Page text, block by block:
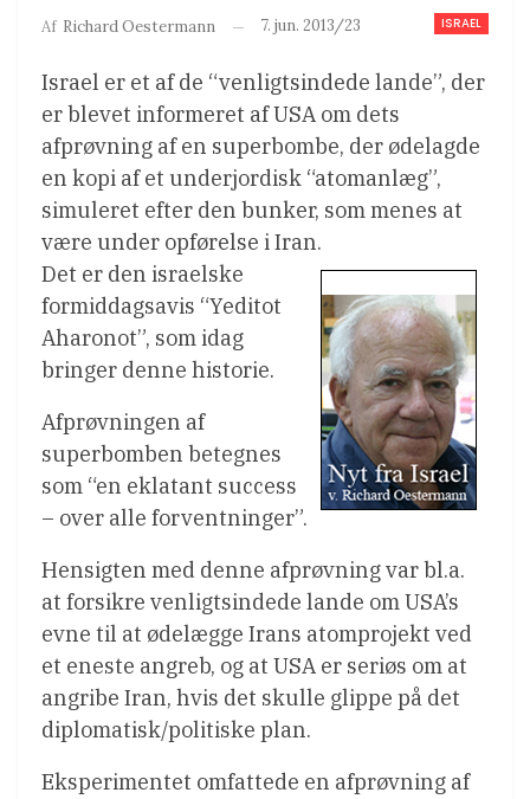
ISRAEL
Af Richard Oestermann 7. jun. 2013/23
Israel er et af de “venligtsindede lande”, der
er blevet informeret af USA om dets
afprøvning af en superbombe, der ødelagde
en kopi af et underjordisk “atomanlæg”,
simuleret efter den bunker, som menes at
være under opførelse i Iran.
Det er den israelske
formiddagsavis “Yeditot
Aharonot”, som idag
bringer denne historie.
Afprøvningen af
superbomben betegnes
som “en eklatant success
– over alle forventninger”.
Hensigten med denne afprøvning var bl.a.
at forsikre venligtsindede lande om USA’s
evne til at ødelægge Irans atomprojekt ved
et eneste angreb, og at USA er seriøs om at
angribe Iran, hvis det skulle glippe på det
diplomatisk/politiske plan.
Eksperimentet omfattede en afprøvning af